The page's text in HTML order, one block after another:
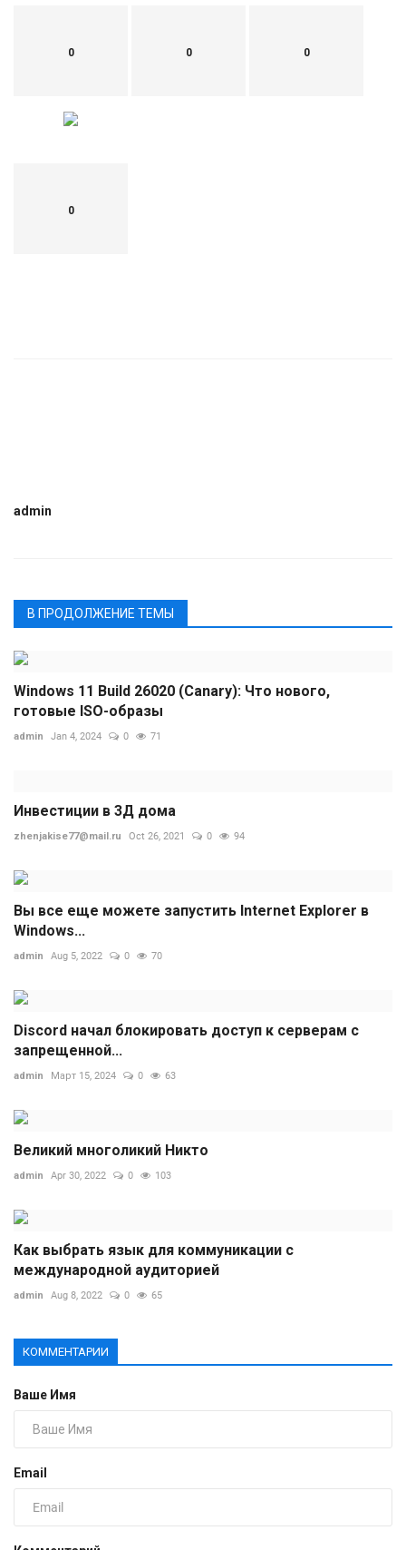
0 0 0
0
admin
В ПРОДОЛЖЕНИЕ ТЕМЫ
Windows 11 Build 26020 (Canary): Что нового,
готовые ISO-образы
admin Jan 4, 2024 0 71
Инвестиции в 3Д дома
zhenjakise77@mail.ru Oct 26, 2021 0 94
Вы все еще можете запустить Internet Explorer в
Windows...
admin Aug 5, 2022 0 70
Discord начал блокировать доступ к серверам с
запрещенной...
admin Март 15, 2024 0 63
Великий многоликий Никто
admin Apr 30, 2022 0 103
Как выбрать язык для коммуникации с
международной аудиторией
admin Aug 8, 2022 0 65
КОММЕНТАРИИ
Ваше Имя
Email